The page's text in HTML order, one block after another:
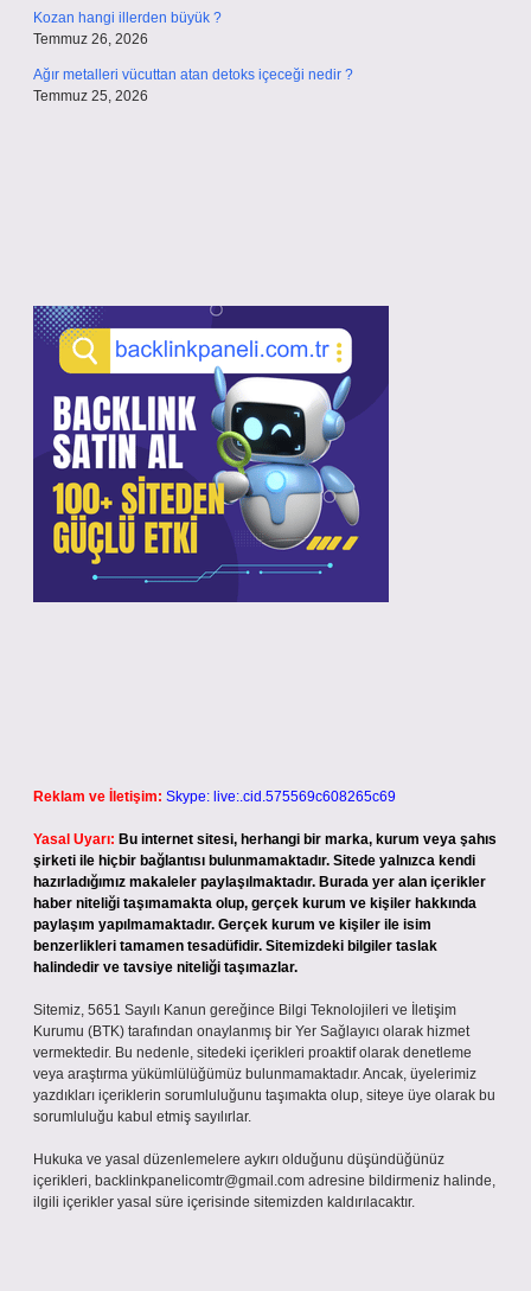
Kozan hangi illerden büyük ?
Temmuz 26, 2026
Ağır metalleri vücuttan atan detoks içeceği nedir ?
Temmuz 25, 2026
Reklam ve İletişim: Skype: live:.cid.575569c608265c69
Yasal Uyarı: Bu internet sitesi, herhangi bir marka, kurum veya şahıs
şirketi ile hiçbir bağlantısı bulunmamaktadır. Sitede yalnızca kendi
hazırladığımız makaleler paylaşılmaktadır. Burada yer alan içerikler
haber niteliği taşımamakta olup, gerçek kurum ve kişiler hakkında
paylaşım yapılmamaktadır. Gerçek kurum ve kişiler ile isim
benzerlikleri tamamen tesadüfidir. Sitemizdeki bilgiler taslak
halindedir ve tavsiye niteliği taşımazlar.
Sitemiz, 5651 Sayılı Kanun gereğince Bilgi Teknolojileri ve İletişim
Kurumu (BTK) tarafından onaylanmış bir Yer Sağlayıcı olarak hizmet
vermektedir. Bu nedenle, sitedeki içerikleri proaktif olarak denetleme
veya araştırma yükümlülüğümüz bulunmamaktadır. Ancak, üyelerimiz
yazdıkları içeriklerin sorumluluğunu taşımakta olup, siteye üye olarak bu
sorumluluğu kabul etmiş sayılırlar.
Hukuka ve yasal düzenlemelere aykırı olduğunu düşündüğünüz
içerikleri, backlinkpanelicomtr@gmail.com adresine bildirmeniz halinde,
ilgili içerikler yasal süre içerisinde sitemizden kaldırılacaktır.